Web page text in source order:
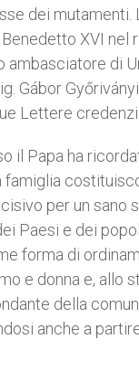
dei mutamenti.
XVI nel
ambasciatore di
Gábor
Lettere
il Papa ha
famiglia
per un sano
Paesi e dei
forma di
e donna e, allo
della
anche a